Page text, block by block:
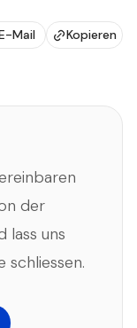
Mail Kopieren
der
lass uns
schliessen.